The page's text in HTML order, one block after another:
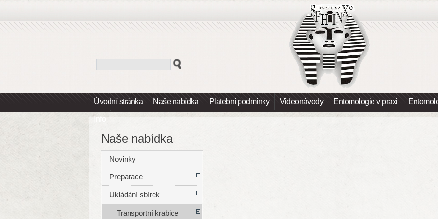
Úvodní stránka Naše nabídka Platební podmínky Videonávody Entomologie v praxi
Info
Naše nabídka
Novinky
Preparace
Ukládání sbírek
Transportní krabice